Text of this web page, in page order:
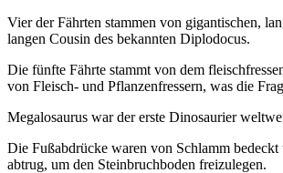
Vier der Fährten stammen von gigantischen,
langen Cousin des bekannten Diplodocus.
Die fünfte Fährte stammt von dem
von Fleisch- und Pflanzenfressern, was die
Megalosaurus war der erste Dinosaurier
Die Fußabdrücke waren von Schlamm
abtrug, um den Steinbruchboden freizulegen.